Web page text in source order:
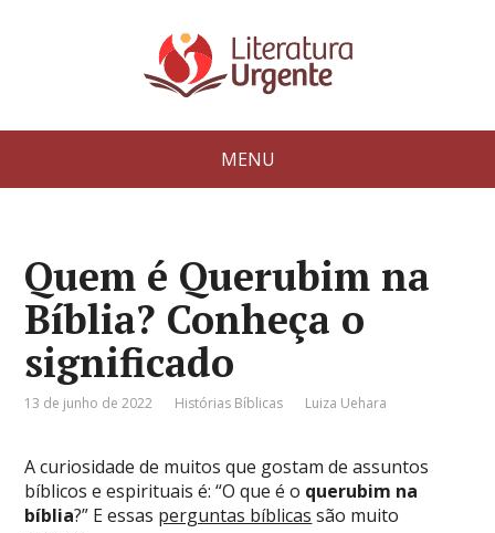
MENU
Quem é Querubim na
Bíblia? Conheça o
significado
13 de junho de 2022 Histórias Bíblicas Luiza Uehara
A curiosidade de muitos que gostam de assuntos
bíblicos e espirituais é: “O que é o querubim na
bíblia?” E essas perguntas bíblicas são muito